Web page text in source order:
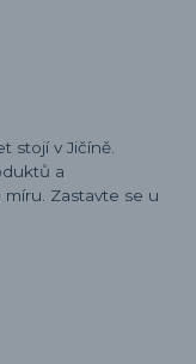
stojí v Jičíně.
a
Zastavte se u